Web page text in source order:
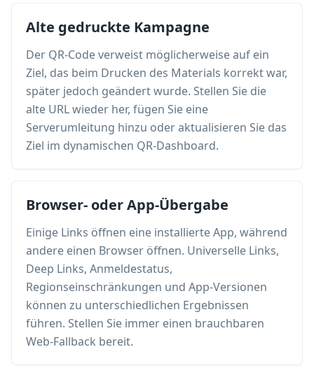
Alte gedruckte Kampagne
Der QR-Code verweist möglicherweise auf ein
Ziel, das beim Drucken des Materials korrekt war,
später jedoch geändert wurde. Stellen Sie die
alte URL wieder her, fügen Sie eine
Serverumleitung hinzu oder aktualisieren Sie das
Ziel im dynamischen QR-Dashboard.
Browser- oder App-Übergabe
Einige Links öffnen eine installierte App, während
andere einen Browser öffnen. Universelle Links,
Deep Links, Anmeldestatus,
Regionseinschränkungen und App-Versionen
können zu unterschiedlichen Ergebnissen
führen. Stellen Sie immer einen brauchbaren
Web-Fallback bereit.